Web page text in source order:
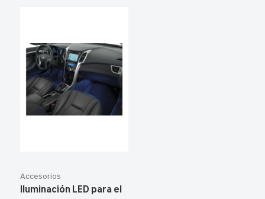
Accesorios
Iluminación LED para el